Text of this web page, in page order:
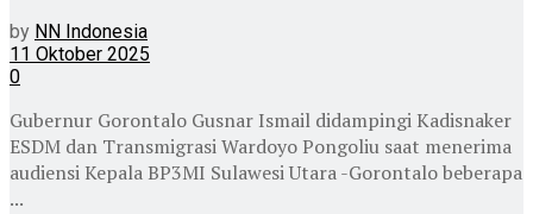
by NN Indonesia
11 Oktober 2025
0
Gubernur Gorontalo Gusnar Ismail didampingi Kadisnaker
ESDM dan Transmigrasi Wardoyo Pongoliu saat menerima
audiensi Kepala BP3MI Sulawesi Utara -Gorontalo beberapa
...